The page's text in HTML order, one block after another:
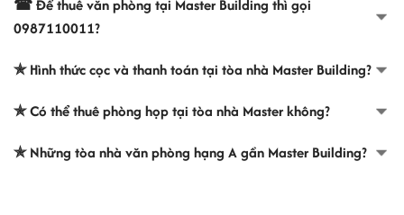
Phường Võ Thị Sáu, Quận 3
Hồ Chí Minh
CÔNG TY TNHH MỘT THÀNH VIÊN LƯU ĐAN
- Địa chỉ: Lầu 6, tòa nhà Master Building, số 41-43 Trần Cao Vân,
Phường Võ Thị Sáu, Quận 3
☎ Để thuê văn phòng tại Master Building thì gọi
0987110011?
✯ Hình thức cọc và thanh toán tại tòa nhà Master Building?
✯ Có thể thuê phòng họp tại tòa nhà Master không?
✯ Những tòa nhà văn phòng hạng A gần Master Building?